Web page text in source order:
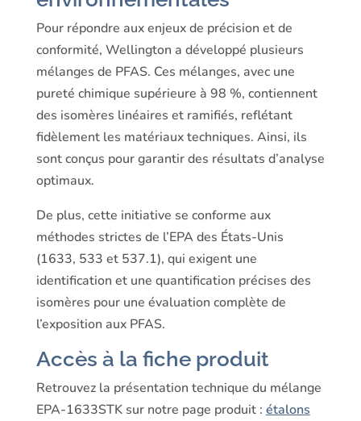
Pour répondre aux enjeux de précision et de
conformité, Wellington a développé plusieurs
mélanges de PFAS. Ces mélanges, avec une
pureté chimique supérieure à 98 %, contiennent
des isomères linéaires et ramifiés, reflétant
fidèlement les matériaux techniques. Ainsi, ils
sont conçus pour garantir des résultats d’analyse
optimaux.
De plus, cette initiative se conforme aux
méthodes strictes de l’EPA des États-Unis
(1633, 533 et 537.1), qui exigent une
identification et une quantification précises des
isomères pour une évaluation complète de
l’exposition aux PFAS.
Accès à la fiche produit
Retrouvez la présentation technique du mélange
EPA-1633STK sur notre page produit : étalons